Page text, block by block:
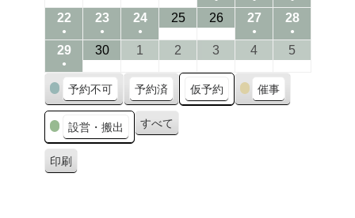
event)
(1
event)
(1
event)
(1
event)
2222/11/2026
●
(1
event)
2323/11/2026
●
(1
2424/11/2026
●
(1
2525/11/2026
2626/11/2026
2727/11/2026
●
(1
2828/11/
●
(1
2929/11/2026
●
(1
event)
3030/11/2026
1 01/12/2026
2 02/12/2026
3 03/12/2026
404/12/2026
5
カ
テ
ゴ
リ
ー
予約不可 予約済 仮予約 催事
設営・搬出 すべて
印刷